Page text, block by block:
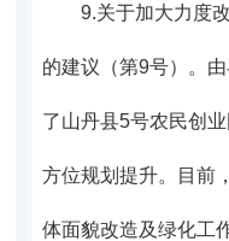
9.关于加大力度
的建议（第9号）。
了山丹县5号农民创
方位规划提升。目前
体面貌改造及绿化工